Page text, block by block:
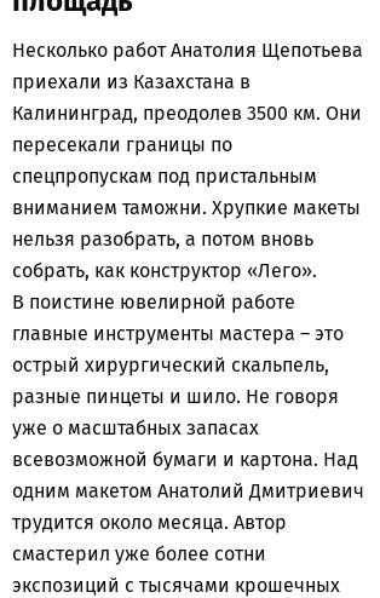
Несколько работ Анатолия Щепотьева
приехали из Казахстана в
Калининград, преодолев 3500 км. Они
пересекали границы по
спецпропускам под пристальным
вниманием таможни. Хрупкие макеты
нельзя разобрать, а потом вновь
собрать, как конструктор «Лего».
В поистине ювелирной работе
главные инструменты мастера – это
острый хирургический скальпель,
разные пинцеты и шило. Не говоря
уже о масштабных запасах
всевозможной бумаги и картона. Над
одним макетом Анатолий Дмитриевич
трудится около месяца. Автор
смастерил уже более сотни
экспозиций с тысячами крошечных